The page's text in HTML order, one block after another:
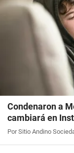
Condenaron a
cambiará en
Por Sitio Andino